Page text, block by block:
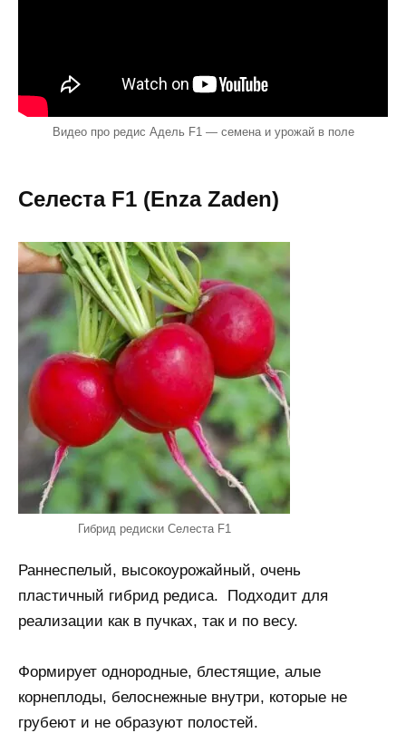
Видео про редис Адель F1 — семена и урожай в поле
Селеста F1 (Enza Zaden)
Гибрид редиски Селеста F1
Раннеспелый, высокоурожайный, очень
пластичный гибрид редиса. Подходит для
реализации как в пучках, так и по весу.
Формирует однородные, блестящие, алые
корнеплоды, белоснежные внутри, которые не
грубеют и не образуют полостей.